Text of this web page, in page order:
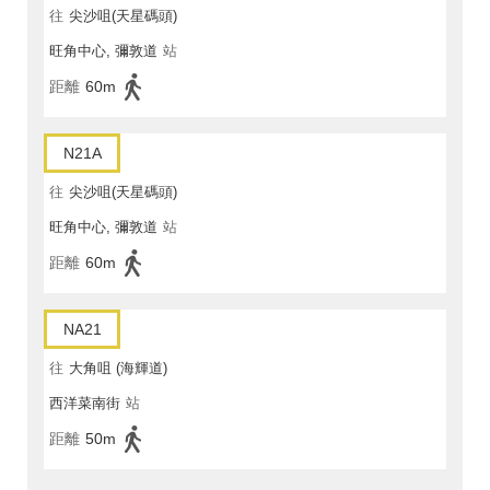
往 尖沙咀(天星碼頭)
旺角中心, 彌敦道 站
距離 60m
N21A
往 尖沙咀(天星碼頭)
旺角中心, 彌敦道 站
距離 60m
NA21
往 大角咀 (海輝道)
西洋菜南街 站
距離 50m